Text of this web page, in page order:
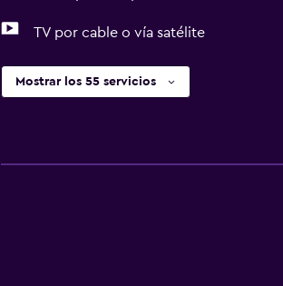
TV por cable o vía satélite
Mostrar los 55 servicios